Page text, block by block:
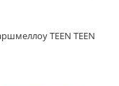
TEEN TEEN